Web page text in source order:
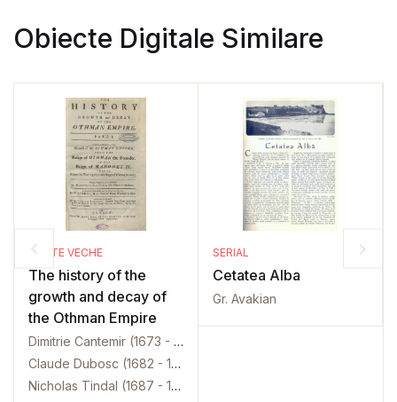
Obiecte Digitale Similare
CARTE VECHE
The history of the
growth and decay of
the Othman Empire
Dimitrie Cantemir (1673 - 1723)
Claude Dubosc (1682 - 1745)
Nicholas Tindal (1687 - 1774)
SERIAL
Cetatea Alba
Gr. Avakian